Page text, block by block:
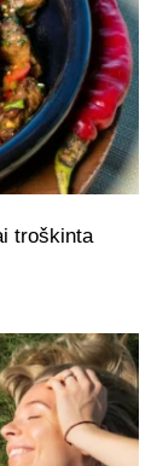
troškinta